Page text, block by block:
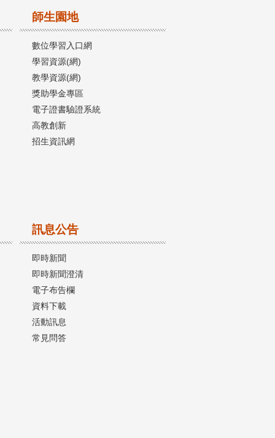
師生園地
數位學習入口網
學習資源(網)
教學資源(網)
獎助學金專區
電子證書驗證系統
高教創新
招生資訊網
訊息公告
即時新聞
即時新聞澄清
電子布告欄
資料下載
活動訊息
常見問答